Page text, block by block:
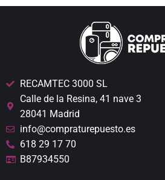
RECAMTEC 3000 SL
Calle de la Resina, 41 nave 3
28041 Madrid
info@compraturepuesto.es
618 29 17 70
B87934550